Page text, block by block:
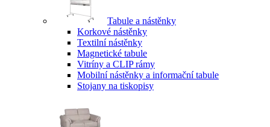
Tabule a nástěnky
Korkové nástěnky
Textilní nástěnky
Magnetické tabule
Vitríny a CLIP rámy
Mobilní nástěnky a informační tabule
Stojany na tiskopisy